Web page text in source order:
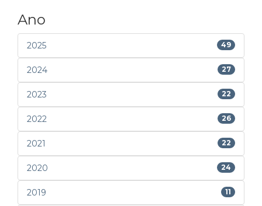
Ano
2025 49
2024 27
2023 22
2022 26
2021 22
2020 24
2019 11